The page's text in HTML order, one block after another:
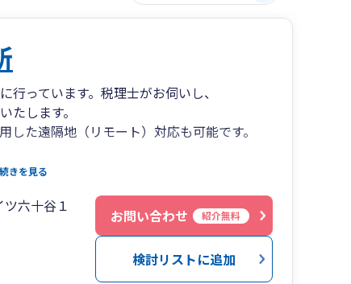
っています。税理士がお伺いし、
たします。
た遠隔地（リモート）対応も可能です。
れている方に対して、
いネットワークで、中小企業の経営を総合的
続きを見る
六十谷１
お問い合わせ 紹介無料
検討リストに追加